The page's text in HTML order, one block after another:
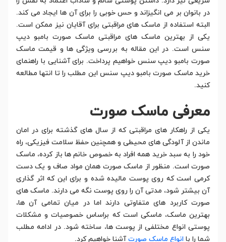
در بانوان بر می انگیزاند و حس خوبی را برای آن ها ایجاد می کند.
البته استفاده از ماسک های مراقبتی برای آقایان نیز ممکن است.
یکی از بهترین ماسک های مراقبتی ماسک صورت بامبو دیپ
سنس است. در این مقاله به بررسی ویژگی ها و قیمت ماسک
صورت بامبو دیپ سنس خواهیم پرداخت. برای آشنایی با راهنمای
خرید ماسک صورت بامبو دیپ سنس این مطلب را تا انتها مطالعه
کنید.
معرفی ماسک صورت
یکی از راهکار های مراقبتی که از سال های گذشته برای در امان
ماندن از آلودگی های محیطی و همچنین حفظ سلامت فیزیکی، راه
خود را به سبد خرید همه افراد به خصوص خانم ها باز کرده، ماسک
صورت است. منظور از ماسک صورت همان مواد صاف و یک دست
کرمی است که روی پوست مالیده شده و برای این که اثر گذاری
آن بیشتر شود، مدتی آن را روی پوست نگه می دارند. ماسک های
صورت کاربرد های متفاوتی دارند اما در میان تمامی آن ها،
بهترین ماسک، ماسکی است که براساس خصوصیات و مشکلات
پوستی انواع مختلفی از پوست ها، ساخته شود. در ادامه مطلب
شما را با انواع ماسک صورتآشنا خواهیم کرد.